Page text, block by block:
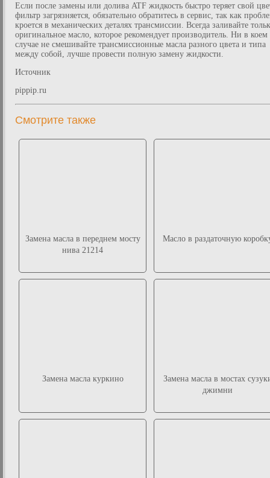
Если после замены или долива ATF жидкость быстро теряет свой
фильтр загрязняется, обязательно обратитесь в сервис, так как
кроется в механических деталях трансмиссии. Всегда заливайте
оригинальное масло, которое рекомендует производитель. Ни в коем
случае не смешивайте трансмиссионные масла разного цвета и типа
между собой, лучше провести полную замену жидкости.
Источник
pippip.ru
Смотрите также
Замена масла в переднем мосту
нива 21214
Масло в раздаточную
Замена масла куркино
Замена масла в мостах
джимни